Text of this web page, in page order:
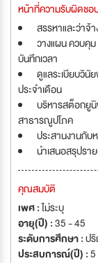
หน้าที่ความรับผิดชอ
สรรหาและว่าจ้
วางแผน ควบคุ
บันทึกเวลา
ดูแลระเบียบวินั
ประจำเดือน
บริหารสต็อกยู
สาธารณูปโภค
ประสานงานกับ
นำเสนอสรุปรา
คุณสมบัติ
เพศ :ไม่ระบุ
อายุ(ปี) :35 - 45
ระดับการศึกษา :ป
ประสบการณ์(ปี) :